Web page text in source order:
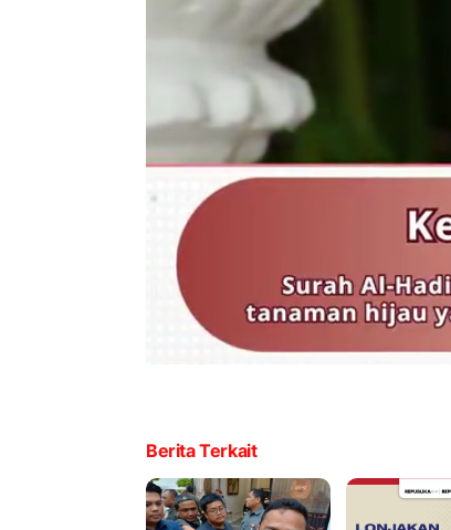
Berita Terkait